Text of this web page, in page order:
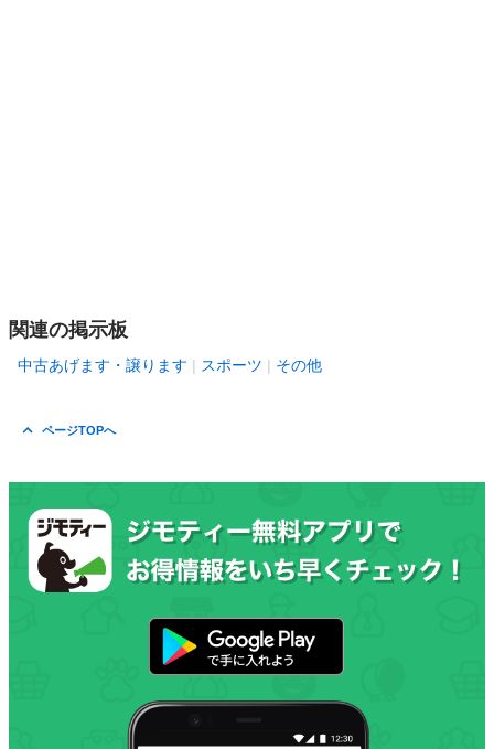
関連の掲示板
中古あげます・譲ります スポーツ その他
ページTOPへ